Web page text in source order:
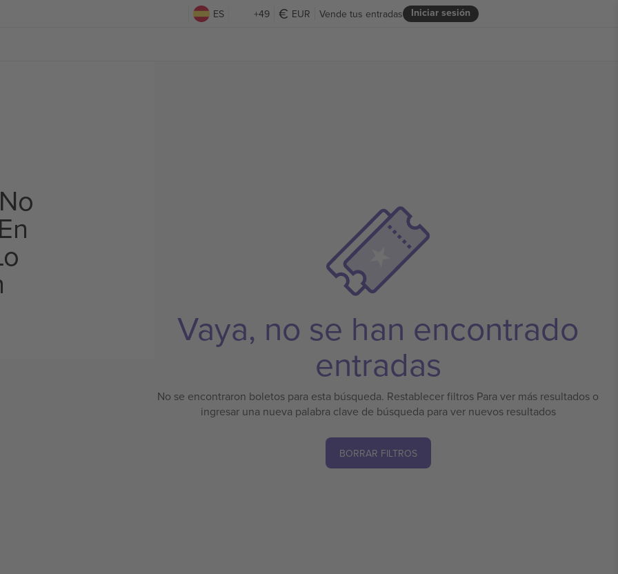
ES +49 EUR Iniciar sesión
Vende tus entradas
Vaya, no se han encontrado
entradas
No se encontraron boletos para esta búsqueda. Restablecer filtros Para ver más resultados o
ingresar una nueva palabra clave de búsqueda para ver nuevos resultados
BORRAR FILTROS